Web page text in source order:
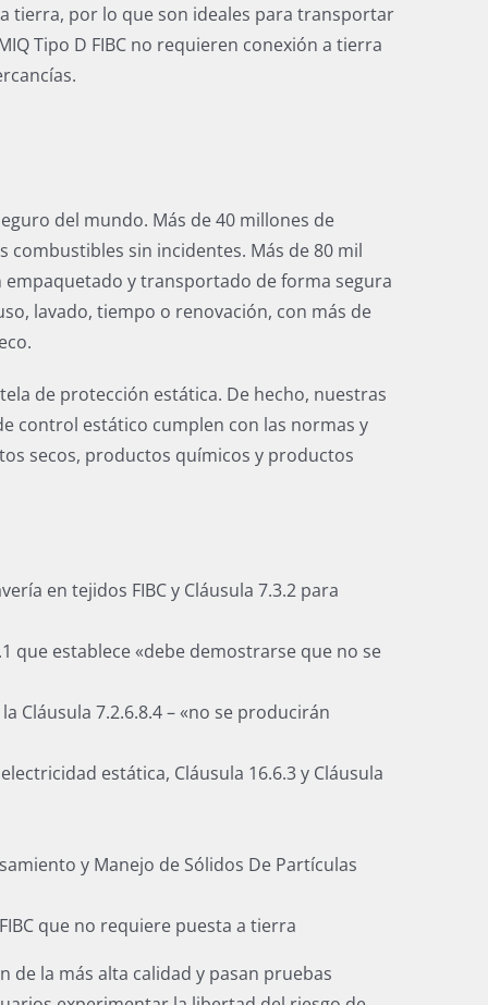
tierra, por lo que son ideales para transportar
Tipo D FIBC no requieren conexión a tierra
del mundo. Más de 40 millones de
sin incidentes. Más de 80 mil
y transportado de forma segura
lavado, tiempo o renovación, con más de
de protección estática. De hecho, nuestras
control estático cumplen con las normas y
secos, productos químicos y productos
en tejidos FIBC y Cláusula 7.3.2 para
que establece «debe demostrarse que no se
Cláusula 7.2.6.8.4 – «no se producirán
estática, Cláusula 16.6.3 y Cláusula
y Manejo de Sólidos De Partículas
que no requiere puesta a tierra
de la más alta calidad y pasan pruebas